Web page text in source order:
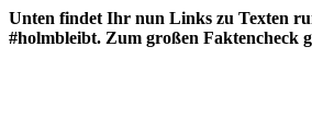
Unten findet Ihr nun Links zu Texten
#holmbleibt. Zum großen Faktencheck